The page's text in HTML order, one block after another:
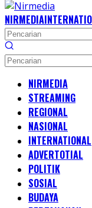
NIRMEDIA
NIRMEDIA
STREAMING
REGIONAL
NASIONAL
INTERNATIONAL
ADVERTOTIAL
POLITIK
SOSIAL
BUDAYA